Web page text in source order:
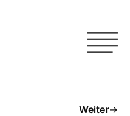
Weiter→